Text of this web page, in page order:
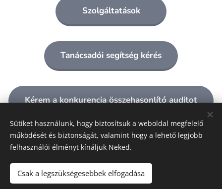
Szolgáltatások
Tanácsadói segítség kérés
Kérem a konkurencia összehasonlító auditot
Sütik
Sütiket használunk, hogy biztosítsuk a weboldal megfelelő
működését és biztonságát, valamint hogy a lehető legjobb
felhasználói élményt kínáljuk Neked.
Csak a legszükségesebbek elfogadása